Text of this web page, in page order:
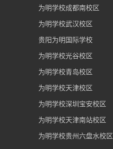
为明学校成都南校区
为明学校武汉校区
贵阳为明国际学校
为明学校光谷校区
为明学校青岛校区
为明学校天津校区
为明学校深圳宝安校区
为明学校天津南站校区
为明学校贵州六盘水校区